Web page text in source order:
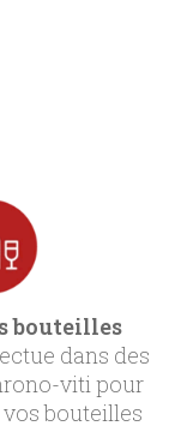
bouteilles
dans des
viti pour
bouteilles